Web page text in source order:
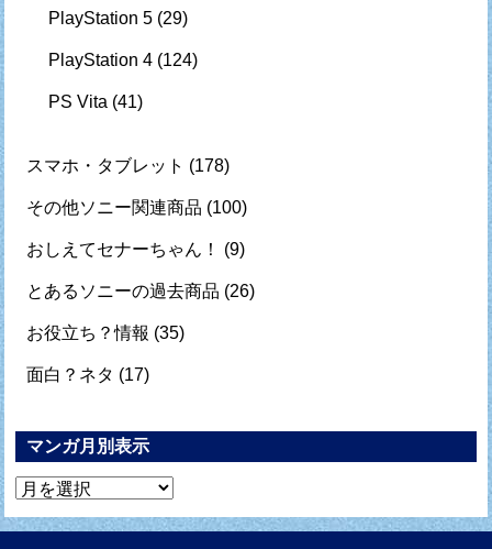
PlayStation 5 (29)
PlayStation 4 (124)
PS Vita (41)
スマホ・タブレット (178)
その他ソニー関連商品 (100)
おしえてセナーちゃん！ (9)
とあるソニーの過去商品 (26)
お役立ち？情報 (35)
面白？ネタ (17)
マンガ月別表示
マ
ン